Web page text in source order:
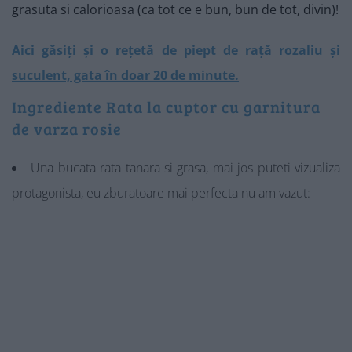
grasuta si calorioasa (ca tot ce e bun, bun de tot, divin)!
Aici găsiți și o rețetă de piept de rață rozaliu și
suculent, gata în doar 20 de minute.
Ingrediente Rata la cuptor cu garnitura
de varza rosie
Una bucata rata tanara si grasa, mai jos puteti vizualiza
protagonista, eu zburatoare mai perfecta nu am vazut: